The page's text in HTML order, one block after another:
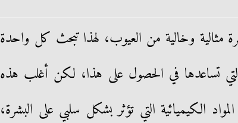
وخالية من العيوب، لهذا تبحث كل واحدة
تساعدها في الحصول على هذا، لكن أغلب هذه
الكيميائية التي تؤثر بشكل سلبي على البشرة،